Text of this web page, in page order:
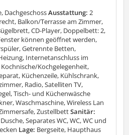
DachgeschossAusstattung: 2
Balkon/Terrasse am Zimmer,
CD-Player, Doppelbett: 2,
können geöffnet werden,
Getrennte Betten,
Internetanschluss im
Kochgelegenheit,
Küchenzeile, Kühlschrank,
Radio, Satelliten TV,
Tisch- und Küchenwäsche
Waschmaschine, Wireless Lan
ZustellbettSanitär:
Separates WC, WC, WC und
Lage: Bergseite, Haupthaus